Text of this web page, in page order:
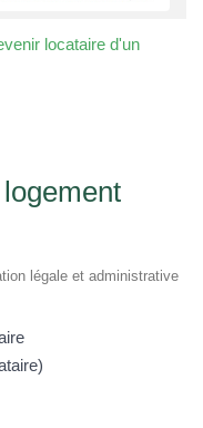
locataire d'un
légale et administrative